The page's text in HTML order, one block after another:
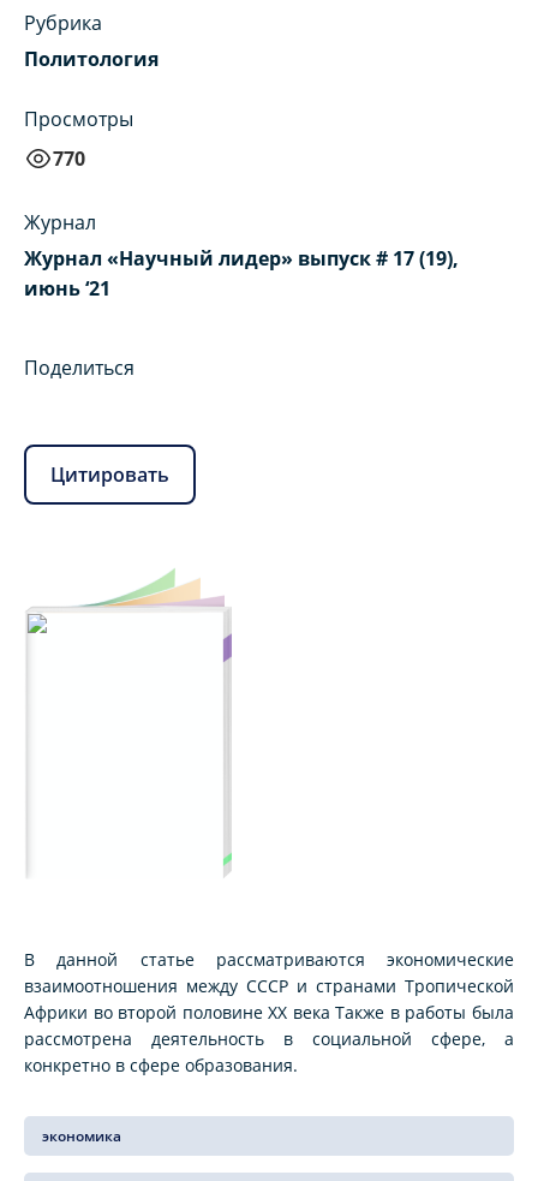
Рубрика
Политология
Просмотры
770
Журнал
Журнал «Научный лидер» выпуск # 17 (19),
июнь ‘21
Поделиться
Цитировать
В данной статье рассматриваются экономические
взаимоотношения между СССР и странами Тропической
Африки во второй половине XX века Также в работы была
рассмотрена деятельность в социальной сфере, а
конкретно в сфере образования.
экономика